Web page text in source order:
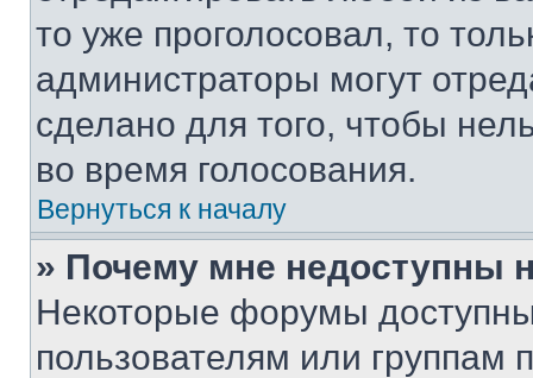
то уже проголосовал, то
администраторы могут
сделано для того, чтобы
во время голосования.
Вернуться к началу
» Почему мне недоступны
Некоторые форумы
пользователям или группам